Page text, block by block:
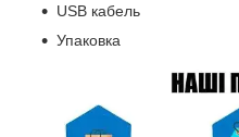
USB кабель
Упаковка